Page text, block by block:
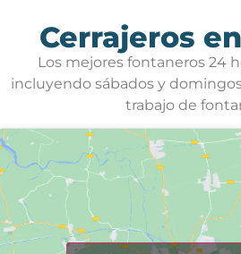
Cerrajeros
Los mejores fontaneros 24
incluyendo sábados y
trabajo de